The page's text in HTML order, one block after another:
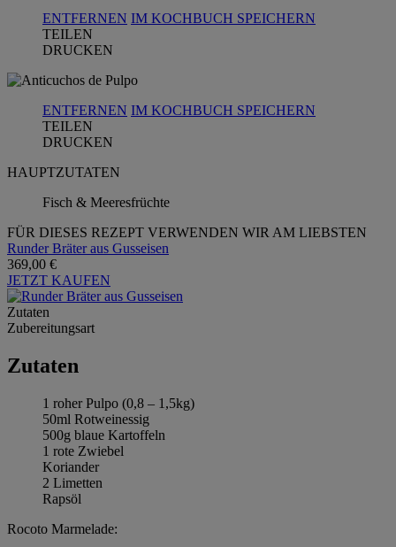
ENTFERNEN IM KOCHBUCH SPEICHERN
TEILEN
DRUCKEN
ENTFERNEN IM KOCHBUCH SPEICHERN
TEILEN
DRUCKEN
HAUPTZUTATEN
Fisch & Meeresfrüchte
FÜR DIESES REZEPT VERWENDEN WIR AM LIEBSTEN
Runder Bräter aus Gusseisen
369,00 €
JETZT KAUFEN
Zutaten
Zubereitungsart
Zutaten
1 roher Pulpo (0,8 – 1,5kg)
50ml Rotweinessig
500g blaue Kartoffeln
1 rote Zwiebel
Koriander
2 Limetten
Rapsöl
Rocoto Marmelade: